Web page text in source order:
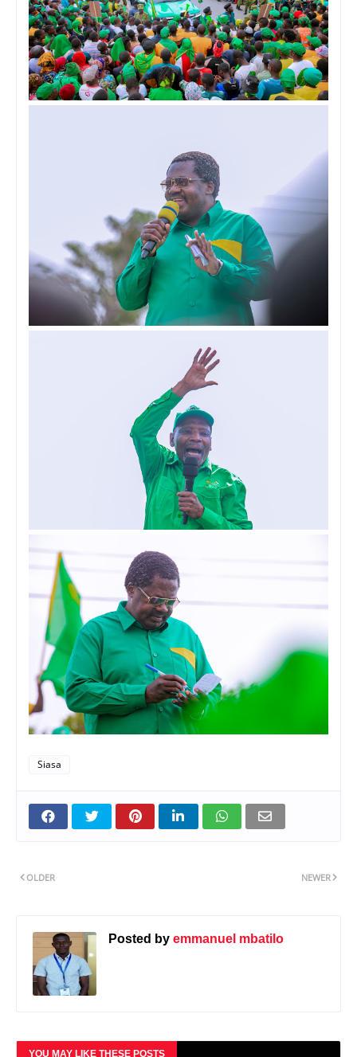
Siasa
NEWER
OLDER
Posted by emmanuel mbatilo
YOU MAY LIKE THESE POSTS